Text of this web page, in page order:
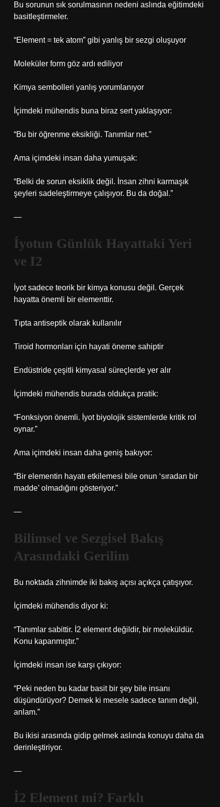
Bu sorunun sık sorulmasının nedeni aslında eğitimdeki
basitleştirmeler.
“Element = tek atom” gibi yanlış bir sezgi oluşuyor
Moleküler form göz ardı ediliyor
Kimya sembolleri yanlış yorumlanıyor
İçimdeki mühendis buna biraz sert yaklaşıyor:
“Bu bir öğrenme eksikliği. Tanımlar net.”
Ama içimdeki insan daha yumuşak:
“Belki de sorun eksiklik değil. İnsan zihni karmaşık
şeyleri sadeleştirmeye çalışıyor. Bu da doğal.”
—
İyotun Günlük Hayattaki Yeri
ve I2
İyot sadece teorik bir kimya konusu değil. Gerçek
hayatta önemli bir elementtir.
Tıpta antiseptik olarak kullanılır
Tiroid hormonları için hayati öneme sahiptir
Endüstride çeşitli kimyasal süreçlerde yer alır
İçimdeki mühendis burada oldukça pratik:
“Fonksiyon önemli. İyot biyolojik sistemlerde kritik rol
oynar.”
Ama içimdeki insan daha geniş bakıyor:
“Bir elementin hayatı etkilemesi bile onun ‘sıradan bir
madde’ olmadığını gösteriyor.”
—
Bilimsel ve Sezgisel Bakış
Arasındaki Gerilim
Bu noktada zihnimde iki bakış açısı açıkça çatışıyor.
İçimdeki mühendis diyor ki:
“Tanımlar sabittir. İ2 element değildir, bir moleküldür.
Konu kapanmıştır.”
İçimdeki insan ise karşı çıkıyor:
“Peki neden bu kadar basit bir şey bile insanı
düşündürüyor? Demek ki mesele sadece tanım değil,
anlam.”
Bu ikisi arasında gidip gelmek aslında konuyu daha da
derinleştiriyor.
—
İ2 Element mi? Farklı